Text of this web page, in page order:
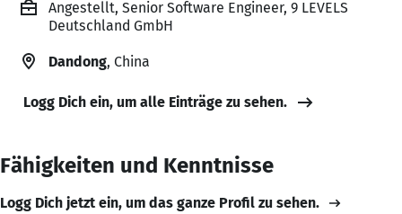
Angestellt, Senior Software Engineer, 9 LEVELS
Deutschland GmbH
Dandong, China
Logg Dich ein, um alle Einträge zu sehen.
Fähigkeiten und Kenntnisse
Logg Dich jetzt ein, um das ganze Profil zu sehen.